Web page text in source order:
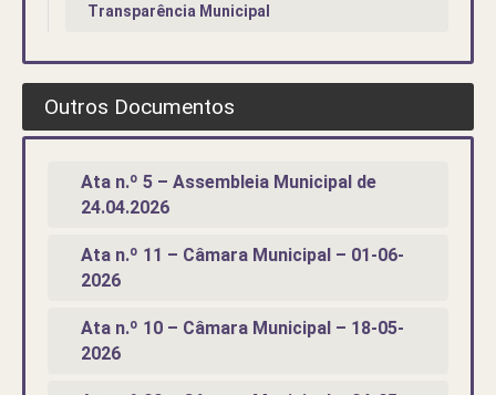
Transparência Municipal
Outros Documentos
Ata n.º 5 – Assembleia Municipal de
24.04.2026
Ata n.º 11 – Câmara Municipal – 01-06-
2026
Ata n.º 10 – Câmara Municipal – 18-05-
2026